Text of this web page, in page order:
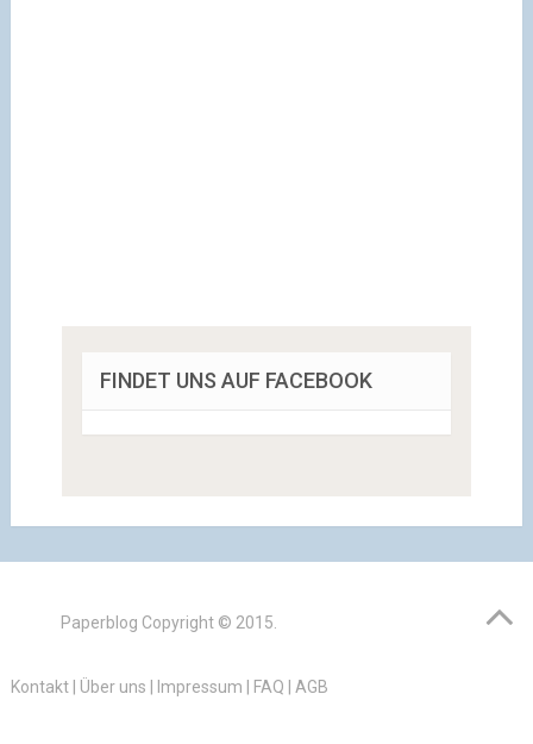
FINDET UNS AUF FACEBOOK
Paperblog Copyright © 2015.
Kontakt| Über uns Impressum FAQ AGB